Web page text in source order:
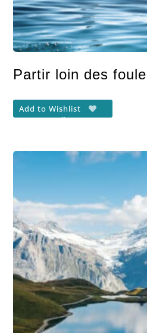
Partir loin des
Add to Wishlist